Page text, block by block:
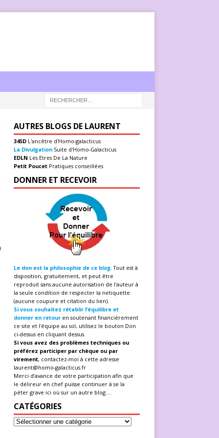
AUTRES BLOGS DE LAURENT
345D L'ancêtre d'Homo-galacticus
La Divulgation Suite d'Homo-Galacticus
EDLN Les Etres De La Nature
Petit Poucet Pratiques conseillées
DONNER ET RECEVOIR
Le don est la philosophie de ce blog.Tout est à
disposition, gratuitement, et peut être
reproduit sans aucune autorisation de l'auteur à
la seule condition de respecter la netiquette
(aucune coupure et citation du lien).
Si vous souhaitez rétablir l’équilibre et
donner en retour en soutenant financièrement
ce site et l'équipe au sol, utilisez le bouton Don
ci-dessus en cliquant dessus.
Si vous avez des problèmes techniques ou
préférez participer par chèque ou par
virement, contactez-moi à cette adresse
laurent@homo-galacticus.fr
Merci d’avance de votre participation afin que
le délireur en chef puisse continuer à se la
péter grave ici où sur un autre blog....
CATÉGORIES